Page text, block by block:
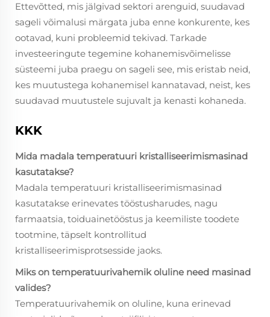
Ettevõtted, mis jälgivad sektori arenguid, suudavad
sageli võimalusi märgata juba enne konkurente, kes
ootavad, kuni probleemid tekivad. Tarkade
investeeringute tegemine kohanemisvõimelisse
süsteemi juba praegu on sageli see, mis eristab neid,
kes muutustega kohanemisel kannatavad, neist, kes
suudavad muutustele sujuvalt ja kenasti kohaneda.
KKK
Mida madala temperatuuri kristalliseerimismasinad
kasutatakse?
Madala temperatuuri kristalliseerimismasinad
kasutatakse erinevates tööstusharudes, nagu
farmaatsia, toiduainetööstus ja keemiliste toodete
tootmine, täpselt kontrollitud
kristalliseerimisprotsesside jaoks.
Miks on temperatuurivahemik oluline need masinad
valides?
Temperatuurivahemik on oluline, kuna erinevad